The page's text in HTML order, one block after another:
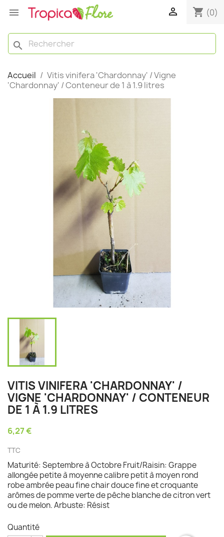
  shopping_cart (0)
search
Accueil
Vitis vinifera 'Chardonnay' / Vigne
'Chardonnay' / Conteneur de 1 à 1.9 litres
VITIS VINIFERA 'CHARDONNAY' /
VIGNE 'CHARDONNAY' / CONTENEUR
DE 1 À 1.9 LITRES
6,27 €
TTC
Maturité: Septembre à Octobre Fruit/Raisin: Grappe
allongée petite à moyenne calibre petit à moyen rond
robe ambrée peau fine chair douce fine et croquante
arômes de pomme verte de pêche blanche de citron vert
ou de melon. Arbuste: Résist
Quantité